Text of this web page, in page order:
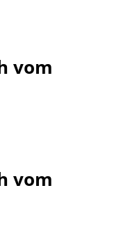
vom
vom